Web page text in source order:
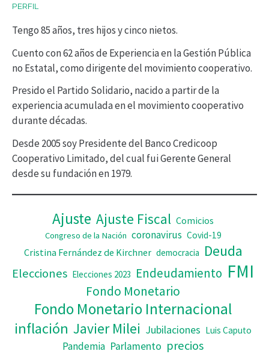
t
o
r
d
e
v
d
e
o
PERFIL
Tengo 85 años, tres hijos y cinco nietos.
Cuento con 62 años de Experiencia en la Gestión Pública
no Estatal, como dirigente del movimiento cooperativo.
Presido el Partido Solidario, nacido a partir de la
experiencia acumulada en el movimiento cooperativo
durante décadas.
Desde 2005 soy Presidente del Banco Credicoop
Cooperativo Limitado, del cual fui Gerente General
desde su fundación en 1979.
Ajuste Ajuste Fiscal Comicios
Congreso de la Nación coronavirus Covid-19
Cristina Fernández de Kirchner democracia Deuda
Elecciones Elecciones 2023 Endeudamiento FMI
Fondo Monetario
Fondo Monetario Internacional
inflación Javier Milei Jubilaciones Luis Caputo
Pandemia Parlamento precios